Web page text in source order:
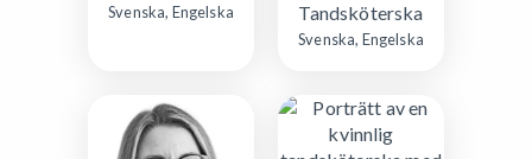
Svenska, Engelska
Tandsköterska
Svenska, Engelska